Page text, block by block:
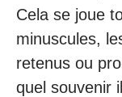
Cela se joue
minuscules,
retenus ou
quel souvenir